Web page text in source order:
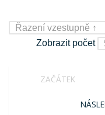
Zobrazit počet
ZAČÁTEK